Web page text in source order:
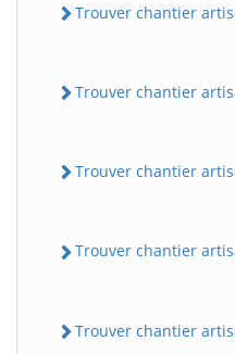
Trouver chantier
Trouver chantier
Trouver chantier
Trouver chantier
Trouver chantier